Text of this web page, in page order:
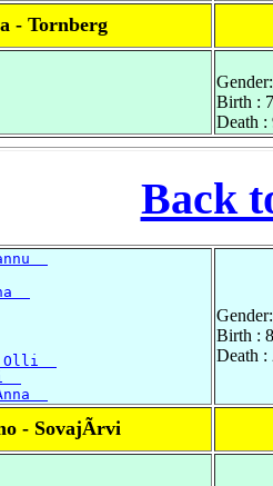
- Tornberg
Birth :
Death :
Back
Olli
Birth :
Death :
- SovajÃrvi